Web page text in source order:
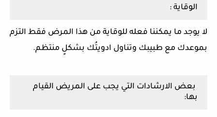
الوقاية :
لا يوجد ما يمكننا فعله للوقاية من هذا المرض فقط التزم
بموعدك مع طبيبك وتناول ادويتُك بشكلٍ منتظم.
بعض الارشادات التي يجب على المريض القيام
بها: